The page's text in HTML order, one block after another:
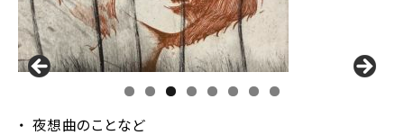
夜想曲のことなど